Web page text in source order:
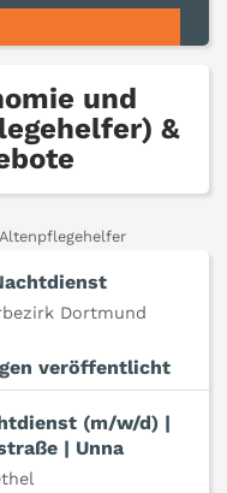
und
&
Altenpflegehelfer
Dortmund
veröffentlicht
(m/w/d) |
| Unna